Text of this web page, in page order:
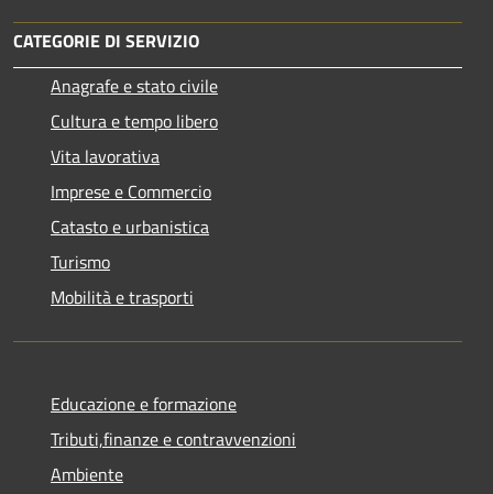
CATEGORIE DI SERVIZIO
Anagrafe e stato civile
Cultura e tempo libero
Vita lavorativa
Imprese e Commercio
Catasto e urbanistica
Turismo
Mobilità e trasporti
Educazione e formazione
Tributi,finanze e contravvenzioni
Ambiente